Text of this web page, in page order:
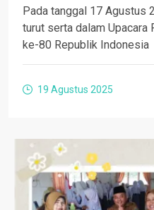
Pada tanggal 17 Agustus
turut serta dalam Upacara
ke-80 Republik Indonesia
19 Agustus 2025